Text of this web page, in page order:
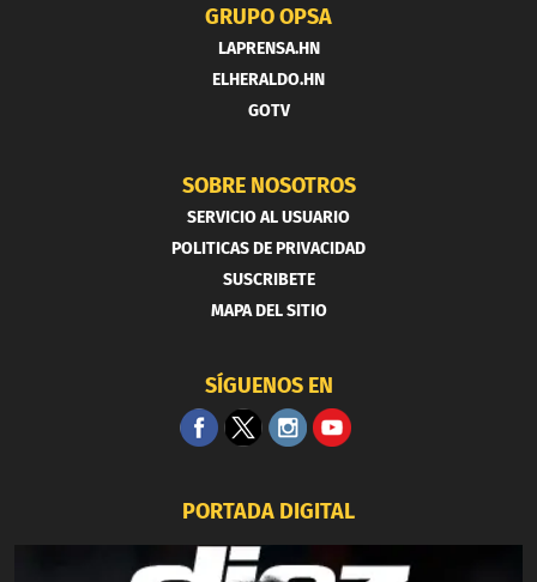
GRUPO OPSA
LAPRENSA.HN
ELHERALDO.HN
GOTV
SOBRE NOSOTROS
SERVICIO AL USUARIO
POLITICAS DE PRIVACIDAD
SUSCRIBETE
MAPA DEL SITIO
SÍGUENOS EN
PORTADA DIGITAL